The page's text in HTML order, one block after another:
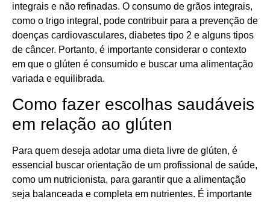
integrais e não refinadas. O consumo de grãos integrais,
como o trigo integral, pode contribuir para a prevenção de
doenças cardiovasculares, diabetes tipo 2 e alguns tipos
de câncer. Portanto, é importante considerar o contexto
em que o glúten é consumido e buscar uma alimentação
variada e equilibrada.
Como fazer escolhas saudáveis
em relação ao glúten
Para quem deseja adotar uma dieta livre de glúten, é
essencial buscar orientação de um profissional de saúde,
como um nutricionista, para garantir que a alimentação
seja balanceada e completa em nutrientes. É importante